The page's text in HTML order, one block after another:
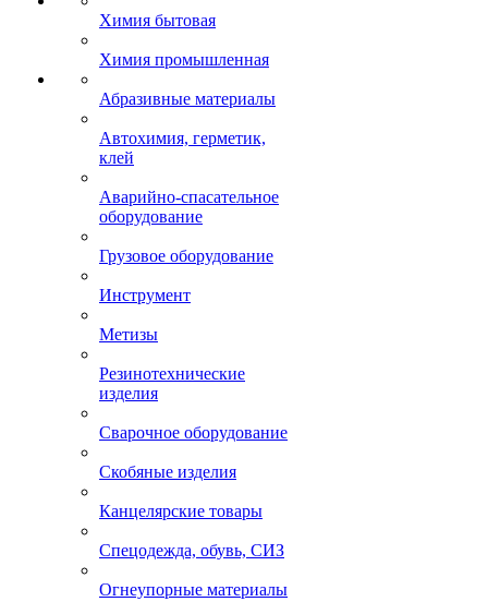
Химия бытовая
Химия промышленная
Абразивные материалы
Автохимия, герметик,
клей
Аварийно-спасательное
оборудование
Грузовое оборудование
Инструмент
Метизы
Резинотехнические
изделия
Сварочное оборудование
Скобяные изделия
Канцелярские товары
Спецодежда, обувь, СИЗ
Огнеупорные материалы